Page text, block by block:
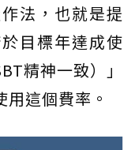
法，也就是提
目標年達成使
精神一致）」
這個費率。